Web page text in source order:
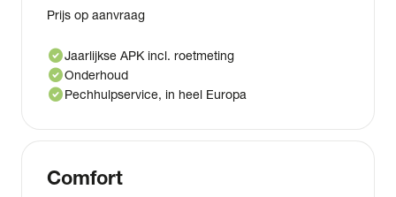
Prijs op aanvraag
check_circleJaarlijkse APK incl. roetmeting
check_circleOnderhoud
check_circlePechhulpservice, in heel Europa
Comfort